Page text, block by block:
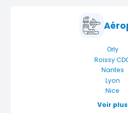
Orly
Roissy
Nantes
Lyon
Nice
Voir plus